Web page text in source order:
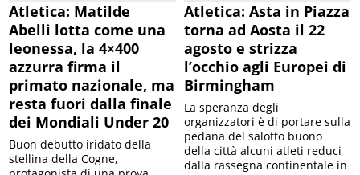
Atletica: Matilde
Abelli lotta come una
leonessa, la 4×400
azzurra firma il
primato nazionale, ma
resta fuori dalla finale
dei Mondiali Under 20
Buon debutto iridato della
stellina della Cogne,
Atletica: Asta in Piazza
torna ad Aosta il 22
agosto e strizza
l’occhio agli Europei di
Birmingham
La speranza degli
organizzatori è di portare sulla
pedana del salotto buono
della città alcuni atleti reduci
dalla rassegna continentale in